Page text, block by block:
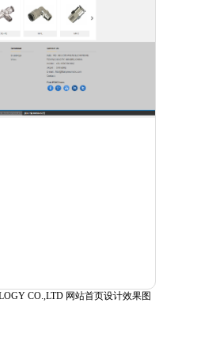
CO.,LTD 网站首页设计效果图